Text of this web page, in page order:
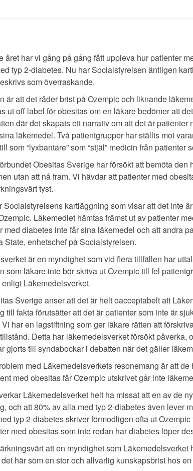
året har vi gång på gång fått uppleva hur patienter
typ 2-diabetes. Nu har Socialstyrelsen äntligen
som överraskande.
är att det råder brist på Ozempic och liknande
ut off label för obesitas om en läkare bedömer att
där det skapats ett narrativ om att det är
läkemedel. Två patientgrupper har ställts mot
som “lyxbantare” som “stjäl” medicin från patienter
Obesitas Sverige har försökt att bemöta
utan att nå fram. Vi hävdar att patienter med
tyst.
Socialstyrelsens kartläggning som visar att det inte
Läkemedlet hämtas främst ut av patienter
med diabetes inte får sina läkemedel och att andra
State, enhetschef på Socialstyrelsen.
är en myndighet som vid flera tillfällen har
som läkare inte bör skriva ut Ozempic till fel
Läkemedelsverket.
Sverige anser att det är helt oacceptabelt att
till fakta förutsätter att det är patienter som inte är
har en lagstiftning som ger läkare rätten att
Detta har läkemedelsverket försökt
gjorts till syndabockar i debatten när det gäller
med Läkemedelsverkets resonemang är att
med obesitas får Ozempic utskrivet går inte
Läkemedelsverket helt ha missat att en av de
och att 80% av alla med typ 2-diabetes även lever
typ 2-diabetes skriver förmodligen ofta ut
med obesitas som inte redan har diabetes löper
att en myndighet som
här som en stor och allvarlig kunskapsbrist hos